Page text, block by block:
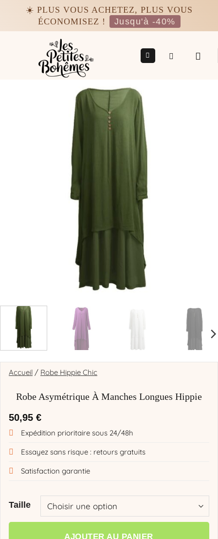
☀️ PLUS VOUS ACHETEZ, PLUS VOUS
ÉCONOMISEZ !
Jusqu'à -40%
Accueil / Robe Hippie Chic
Robe Asymétrique À Manches Longues Hippie
50,95 €
Expédition prioritaire sous 24/48h
Essayez sans risque : retours gratuits
Satisfaction garantie
Taille
AJOUTER AU PANIER